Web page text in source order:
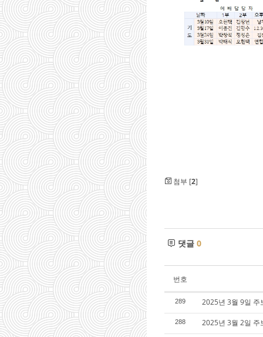
첨부 [2]
댓글 0
번호
289 2025년 3월 9일 주
288 2025년 3월 2일 주